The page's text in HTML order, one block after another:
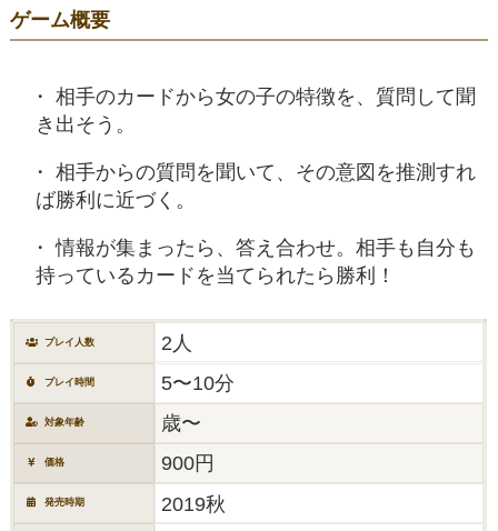
ゲーム概要
相手のカードから女の子の特徴を、質問して聞
き出そう。
相手からの質問を聞いて、その意図を推測すれ
ば勝利に近づく。
情報が集まったら、答え合わせ。相手も自分も
持っているカードを当てられたら勝利！
プレイ人数 2人
プレイ時間 5〜10分
対象年齢 歳〜
価格 900円
発売時期 2019秋